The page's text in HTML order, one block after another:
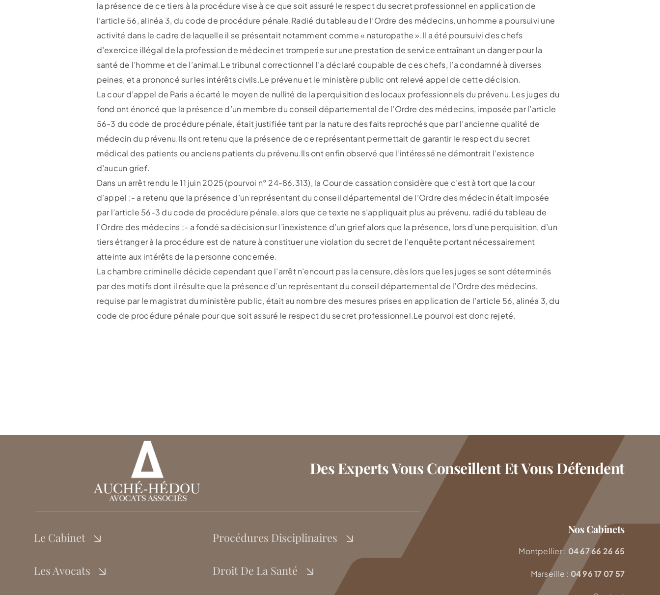
la présence de ce tiers à la procédure vise à ce que soit assuré le respect du secret professionnel en application de
l’article 56, alinéa 3, du code de procédure pénale.Radié du tableau de l’Ordre des médecins, un homme a poursuivi une
activité dans le cadre de laquelle il se présentait notamment comme « naturopathe ».Il a été poursuivi des chefs
d’exercice illégal de la profession de médecin et tromperie sur une prestation de service entraînant un danger pour la
santé de l’homme et de l’animal.Le tribunal correctionnel l’a déclaré coupable de ces chefs, l’a condamné à diverses
peines, et a prononcé sur les intérêts civils.Le prévenu et le ministère public ont relevé appel de cette décision.
La cour d’appel de Paris a écarté le moyen de nullité de la perquisition des locaux professionnels du prévenu.Les juges du
fond ont énoncé que la présence d’un membre du conseil départemental de l’Ordre des médecins, imposée par l’article
56-3 du code de procédure pénale, était justifiée tant par la nature des faits reprochés que par l’ancienne qualité de
médecin du prévenu.Ils ont retenu que la présence de ce représentant permettait de garantir le respect du secret
médical des patients ou anciens patients du prévenu.Ils ont enfin observé que l’intéressé ne démontrait l’existence
d’aucun grief.
Dans un arrêt rendu le 11 juin 2025 (pourvoi n° 24-86.313), la Cour de cassation considère que c’est à tort que la cour
d’appel :- a retenu que la présence d’un représentant du conseil départemental de l’Ordre des médecin était imposée
par l’article 56-3 du code de procédure pénale, alors que ce texte ne s’appliquait plus au prévenu, radié du tableau de
l’Ordre des médecins ;- a fondé sa décision sur l’inexistence d’un grief alors que la présence, lors d’une perquisition, d’un
tiers étranger à la procédure est de nature à constituer une violation du secret de l’enquête portant nécessairement
atteinte aux intérêts de la personne concernée.
La chambre criminelle décide cependant que l’arrêt n’encourt pas la censure, dès lors que les juges se sont déterminés
par des motifs dont il résulte que la présence d’un représentant du conseil départemental de l’Ordre des médecins,
requise par le magistrat du ministère public, était au nombre des mesures prises en application de l’article 56, alinéa 3, du
code de procédure pénale pour que soit assuré le respect du secret professionnel.Le pourvoi est donc rejeté.
Des Experts Vous Conseillent Et Vous Défendent
Le Cabinet
Les Avocats
Procédures Disciplinaires
Droit De La Santé
Nos Cabinets
Montpellier : 04 67 66 26 65
Marseille : 04 96 17 07 57